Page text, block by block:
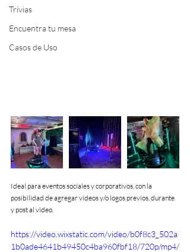
Trivias
Encuentra tu mesa
Casos de Uso
Ideal para eventos sociales y corporativos, con la
posibilidad de agregar videos y/o logos previos, durante
y post al video.
https://video.wixstatic.com/video/b0f8c3_502a
1b0ade4641b49450c4ba960fbf18/720p/mp4/